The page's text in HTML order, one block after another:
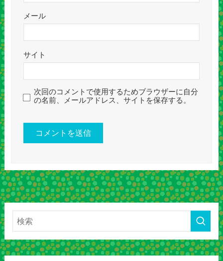
メール
サイト
次回のコメントで使用するためブラウザーに自分
の名前、メールアドレス、サイトを保存する。